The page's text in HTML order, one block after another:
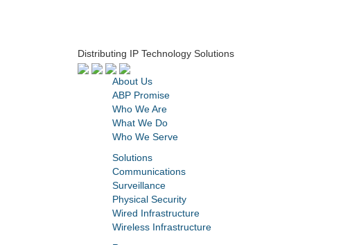
Distributing IP Technology Solutions
About Us
ABP Promise
Who We Are
What We Do
Who We Serve
Solutions
Communications
Surveillance
Physical Security
Wired Infrastructure
Wireless Infrastructure